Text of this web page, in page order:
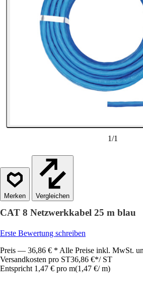
1/1
Vergleichen
CAT 8 Netzwerkkabel 25 m blau
Erste Bewertung schreiben
Preis — 36,86 € * Alle Preise inkl. MwSt.
Versandkosten pro ST36,86 €*/ ST
Entspricht 1,47 € pro m(1,47 €/ m)